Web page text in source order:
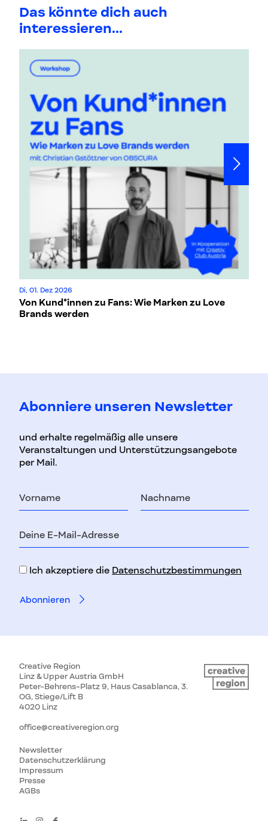
Das könnte dich auch
interessieren...
Di, 01. Dez 2026
Von Kund*innen zu Fans: Wie Marken zu Love
Brands werden
Abonniere unseren Newsletter
und erhalte regelmäßig alle unsere
Veranstaltungen und Unterstützungsangebote
per Mail.
Mail-
Ich akzeptiere die Datenschutzbestimmungen
Creative Region
Linz & Upper Austria GmbH
Peter-Behrens-Platz 9, Haus Casablanca, 3.
OG, Stiege/Lift B
4020 Linz
office@creativeregion.org
Newsletter
Datenschutzerklärung
Impressum
Presse
AGBs